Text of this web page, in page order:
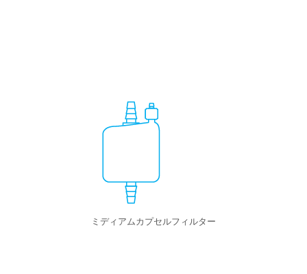
ミディアムカプセルフィルター